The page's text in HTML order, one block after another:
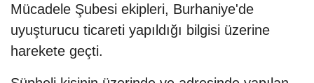
Mücadele Şubesi ekipleri, Burhaniye'de
uyuşturucu ticareti yapıldığı bilgisi üzerine
harekete geçti.